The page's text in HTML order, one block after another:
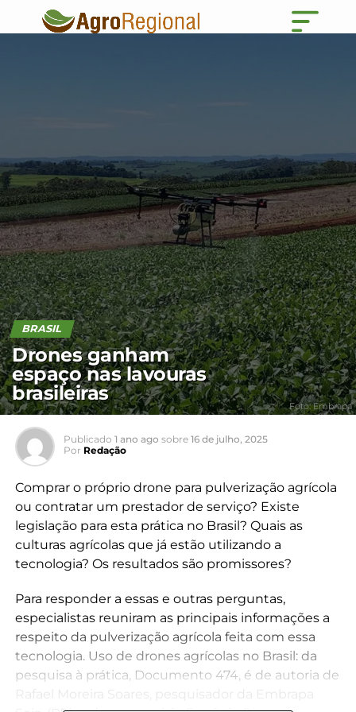
BRASIL
Drones ganham
espaço nas lavouras
brasileiras
Foto: Embrapa
Publicado 1 ano ago sobre 16 de julho, 2025
Por Redação
Comprar o próprio drone para pulverização agrícola
ou contratar um prestador de serviço? Existe
legislação para esta prática no Brasil? Quais as
culturas agrícolas que já estão utilizando a
tecnologia? Os resultados são promissores?
Para responder a essas e outras perguntas,
especialistas reuniram as principais informações a
respeito da pulverização agrícola feita com essa
tecnologia. Uso de drones agrícolas no Brasil: da
pesquisa à prática, Documento 474, é de autoria de